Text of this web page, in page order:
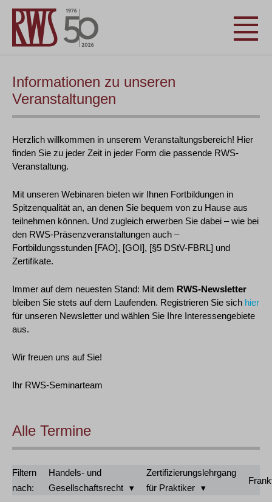
Informationen zu unseren
Veranstaltungen
Herzlich willkommen in unserem Veranstaltungsbereich! Hier
finden Sie zu jeder Zeit in jeder Form die passende RWS-
Veranstaltung.
Mit unseren Webinaren bieten wir Ihnen Fortbildungen in
Spitzenqualität an, an denen Sie bequem von zu Hause aus
teilnehmen können. Und zugleich erwerben Sie dabei – wie bei
den RWS-Präsenzveranstaltungen auch –
Fortbildungsstunden [FAO], [GOI], [§5 DStV-FBRL] und
Zertifikate.
Immer auf dem neuesten Stand: Mit dem RWS-Newsletter
bleiben Sie stets auf dem Laufenden. Registrieren Sie sich hier
für unseren Newsletter und wählen Sie Ihre Interessengebiete
aus.
Wir freuen uns auf Sie!
Ihr RWS-Seminarteam
Alle Termine
Filtern
nach:
Handels- und
Gesellschaftsrecht
Zertifizierungslehrgang
für Praktiker